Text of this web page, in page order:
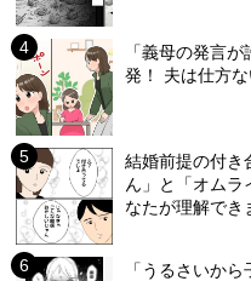
「義母の発言
発！ 夫は仕方
結婚前提の付
ん」と「オムラ
なたが理解でき
「うるさいか